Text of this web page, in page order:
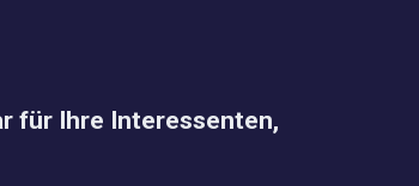
für Ihre Interessenten,